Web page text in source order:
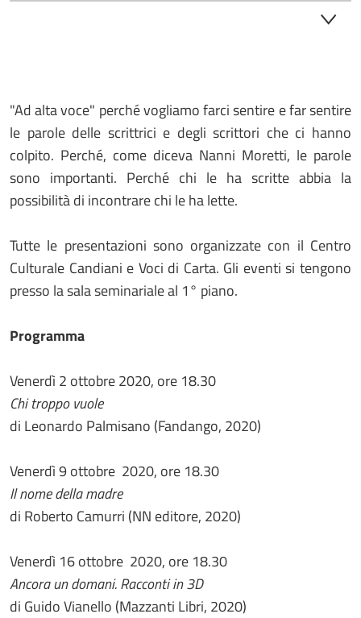
"Ad alta voce" perché vogliamo farci sentire e far sentire
le parole delle scrittrici e degli scrittori che ci hanno
colpito. Perché, come diceva Nanni Moretti, le parole
sono importanti. Perché chi le ha scritte abbia la
possibilità di incontrare chi le ha lette.
Tutte le presentazioni sono organizzate con il Centro
Culturale Candiani e Voci di Carta. Gli eventi si tengono
presso la sala seminariale al 1° piano.
Programma
Venerdì 2 ottobre 2020, ore 18.30
Chi troppo vuole
di Leonardo Palmisano (Fandango, 2020)
Venerdì 9 ottobre 2020, ore 18.30
Il nome della madre
di Roberto Camurri (NN editore, 2020)
Venerdì 16 ottobre 2020, ore 18.30
Ancora un domani. Racconti in 3D
di Guido Vianello (Mazzanti Libri, 2020)